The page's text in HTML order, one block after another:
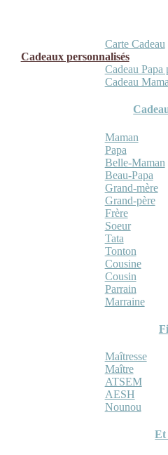
Carte Cadeau
Cadeaux personnalisés
Cadeau Papa
Cadeau
Maman
Papa
Belle-Maman
Beau-Papa
Grand-mère
Grand-père
Frère
Soeur
Tata
Tonton
Cousine
Cousin
Parrain
Marraine
Maîtresse
Maître
ATSEM
AESH
Nounou
Et